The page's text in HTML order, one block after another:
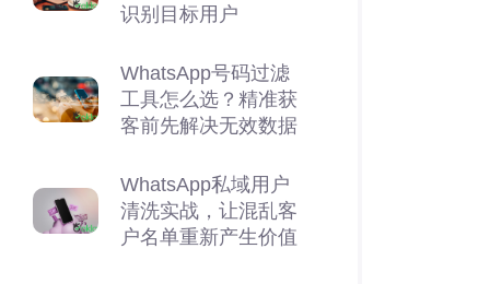
识别目标用户
WhatsApp号码过滤
工具怎么选？精准获
客前先解决无效数据
WhatsApp私域用户
清洗实战，让混乱客
户名单重新产生价值